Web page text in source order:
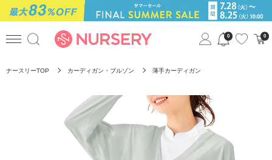
0 0
ナースリーTOP カーディガン・ブルゾン 薄手カーディガン